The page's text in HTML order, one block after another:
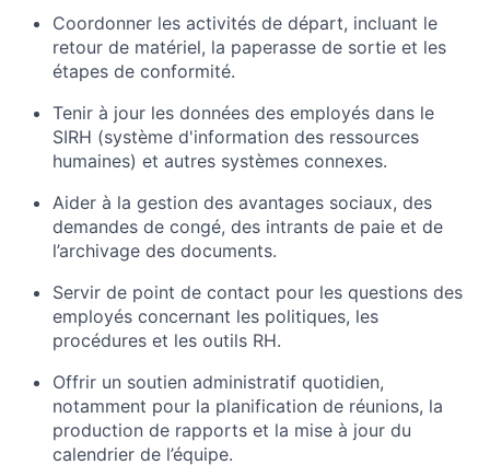
Coordonner les activités de départ, incluant le
retour de matériel, la paperasse de sortie et les
étapes de conformité.
Tenir à jour les données des employés dans le
SIRH (système d'information des ressources
humaines) et autres systèmes connexes.
Aider à la gestion des avantages sociaux, des
demandes de congé, des intrants de paie et de
l’archivage des documents.
Servir de point de contact pour les questions des
employés concernant les politiques, les
procédures et les outils RH.
Offrir un soutien administratif quotidien,
notamment pour la planification de réunions, la
production de rapports et la mise à jour du
calendrier de l’équipe.